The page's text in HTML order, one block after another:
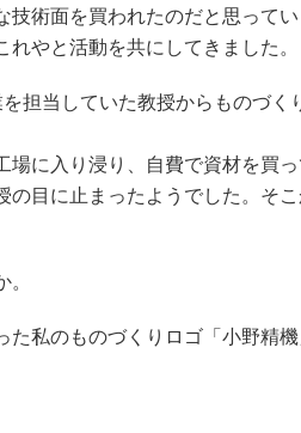
技術面を買われたのだと思って
やと活動を共にしてきました。
担当していた教授からものづく
場に入り浸り、自費で資材を買
目に止まったようでした。そ
私のものづくりロゴ「小野精機